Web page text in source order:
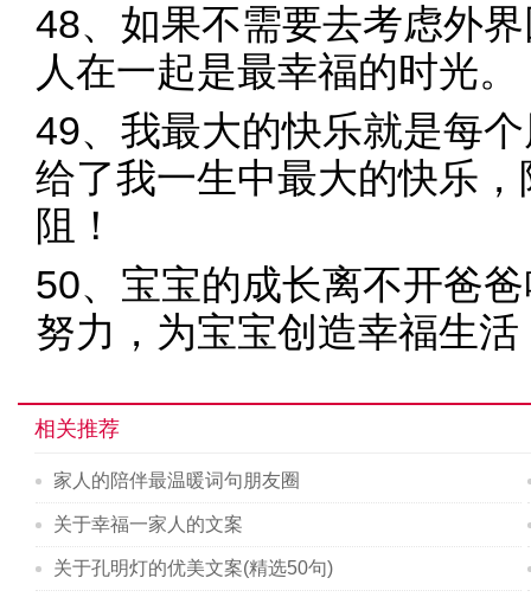
48、如果不需要去考虑外
人在一起是最幸福的时光。
49、我最大的快乐就是每
给了我一生中最大的快乐
阻！
50、宝宝的成长离不开爸
努力，为宝宝创造幸福生活
相关推荐
家人的陪伴最温暖词句朋友圈
关于幸福一家人的文案
关于孔明灯的优美文案(精选50句)